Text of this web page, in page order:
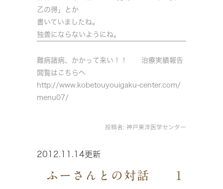
乙の得」とか
書いていましたね。
独善にならないようにね。
難病諸病、かかって来い！！ 治療実績報告
閲覧はこちらへ
http://www.kobetouyouigaku-center.com/
menu07/
投稿者: 神戸東洋医学センター
2012.11.14更新
ふーさんとの対話 1